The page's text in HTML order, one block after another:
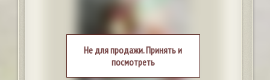
Не для продажи. Принять и
посмотреть